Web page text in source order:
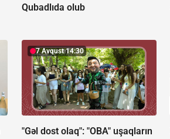
Qubadlıda olub
7 Avqust 14:30
"Gəl dost olaq": "OBA" uşaqların